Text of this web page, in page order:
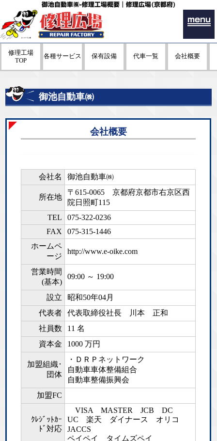
御池自動車㈱-修理工場概要｜修理広場(京都府)
menu
修理工場
TOP
各種サービス 保有設備 代車一覧 会社概要
御池自動車㈱
会社概要
会社名 御池自動車㈱
所在地
〒615-0065京都府京都市右京区西
院日照町115
TEL
075-322-0236
FAX
075-315-1446
ホームペ
ージ
http://www.e-oike.com
営業時間
(基本)
09:00 ～ 19:00
設立
昭和50年04月
代表者
代表取締役社長 川本 正和
社員数
11 名
資本金
1000 万円
加盟組織･
団体
・ＤＲＰネットワーク
自動車車体整備組合
自動車整備振興会
加盟FC
ｸﾚｼﾞｯﾄｶｰ
ﾄﾞ対応
VISA MASTER JCB DC
UC 楽天 ダイナース オリコ
JACCS
ペイペイ タイムズペイ